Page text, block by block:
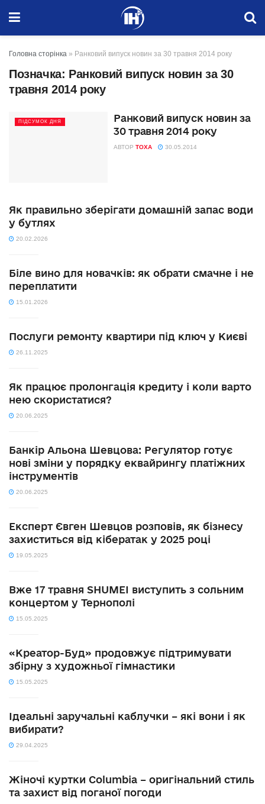
Головна сторінка » Ранковий випуск новин за 30 травня 2014 року
Позначка: Ранковий випуск новин за 30
травня 2014 року
ПІДСУМОК ДНЯ
Ранковий випуск новин за
30 травня 2014 року
АВТОР TOXA 30.05.2014
Як правильно зберігати домашній запас води
у бутлях
20.02.2026
Біле вино для новачків: як обрати смачне і не
переплатити
15.01.2026
Послуги ремонту квартири під ключ у Києві
26.11.2025
Як працює пролонгація кредиту і коли варто
нею скористатися?
20.06.2025
Банкір Альона Шевцова: Регулятор готує
нові зміни у порядку еквайрингу платіжних
інструментів
20.06.2025
Експерт Євген Шевцов розповів, як бізнесу
захиститься від кібератак у 2025 році
19.05.2025
Вже 17 травня SHUMEI виступить з сольним
концертом у Тернополі
15.05.2025
«Креатор-Буд» продовжує підтримувати
збірну з художньої гімнастики
15.05.2025
Ідеальні заручальні каблучки – які вони і як
вибирати?
29.04.2025
Жіночі куртки Columbia – оригінальний стиль
та захист від поганої погоди